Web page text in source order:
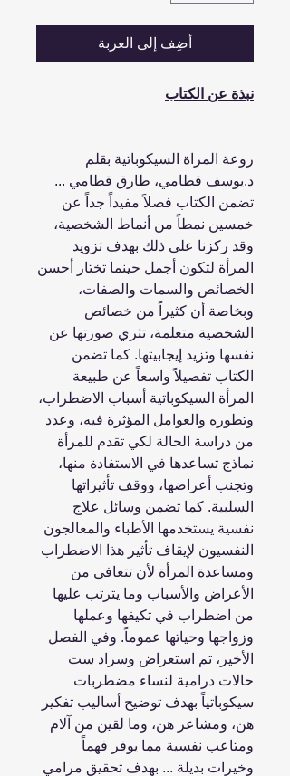
أضِف إلى العربة
نبذة عن الكتاب
روعة المراة السيكوباتية بقلم
د.يوسف قطامي، طارق قطامي ...
تضمن الكتاب فصلاً مفيداً جداً عن
خمسين نمطاً من أنماط الشخصية،
وقد ركزنا على ذلك بهدف تزويد
المرأة لتكون أجمل حينما تختار أحسن
الخصائص والسمات والصفات،
وبخاصة أن كثيراً من خصائص
الشخصية متعلمة، تثري صورتها عن
نفسها وتزيد إيجابيتها. كما تضمن
الكتاب تفصيلاً واسعاً عن طبيعة
المرأة السيكوباتية أسباب الاضطراب،
وتطوره والعوامل المؤثرة فيه، وعدد
من دراسة الحالة لكي تقدم للمرأة
نماذج تساعدها في الاستفادة منها،
وتجنب أعراضها، ووقف تأثيراتها
السلبية. كما تضمن وسائل علاج
نفسية يستخدمها الأطباء والمعالجون
النفسيون لإيقاف تأثير هذا الاضطراب
ومساعدة المرأة لأن تتعافى من
الأعراض والأسباب وما يترتب عليها
من اضطراب في تكيفها وعملها
وزواجها وحياتها عموماً. وفي الفصل
الأخير، تم استعراض وسراد ست
حالات درامية لنساء مضطربات
سيكوباتياً بهدف توضيح أساليب تفكير
هن، ومشاعر هن، وما لقين من آلام
ومتاعب نفسية مما يوفر فهماً
وخيرات بديلة ... بهدف تحقيق مرامي